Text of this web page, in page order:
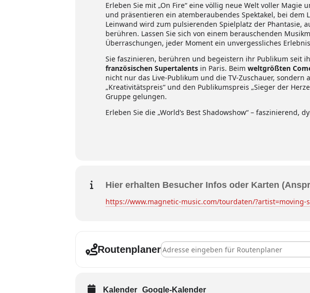
Erleben Sie mit „On Fire“ eine völlig neue Welt voller
und präsentieren ein atemberaubendes Spektakel, bei dem
Leinwand wird zum pulsierenden Spielplatz der Phantasie,
berühren. Lassen Sie sich von einem berauschenden
Überraschungen, jeder Moment ein unvergessliches
Sie faszinieren, berühren und begeistern ihr Publikum seit
französischen Supertalents in Paris. Beim weltgrößten
nicht nur das Live-Publikum und die TV-Zuschauer, sondern
„Kreativitätspreis“ und den Publikumspreis „Sieger der
Gruppe gelungen.
Erleben Sie die „World’s Best Shadowshow“ –
Hier erhalten Besucher Infos oder Karten
https://www.magnetic-music.com/tourdaten/?artist=moving-
RoutenplanerAddress - Elmshorn, Moving Shadows
Kalender Google-Kalender